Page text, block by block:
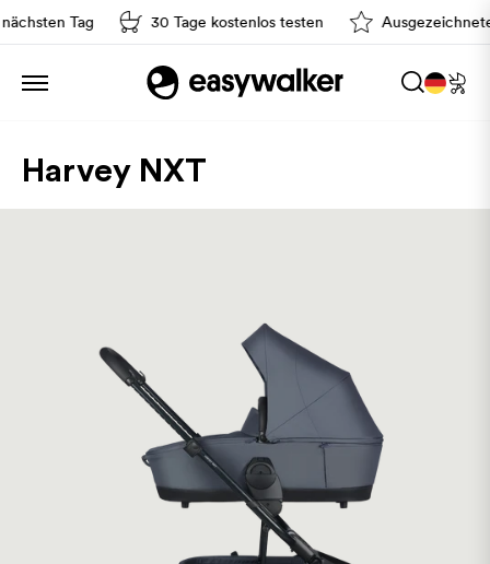
Tag 30 Tage kostenlos testen Ausgezeichneter
Harvey NXT